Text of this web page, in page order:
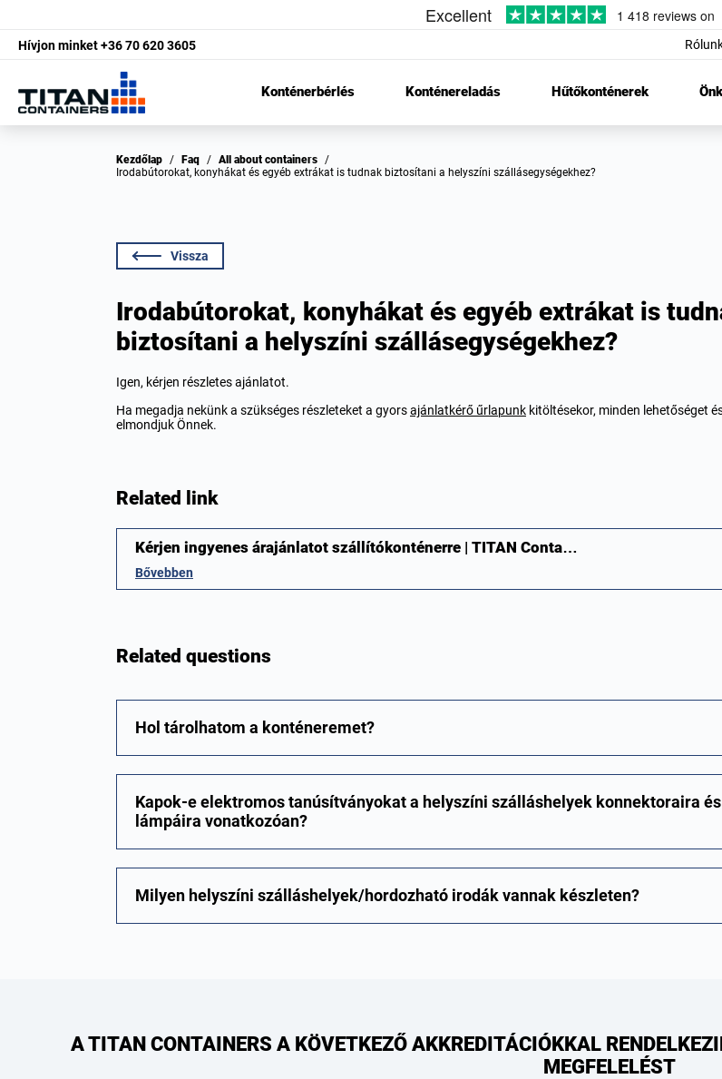
Hívjon minket+36 70 620 3605
Konténerbérlés Konténereladás Hűtőkonténerek
Kezdőlap / Faq / All about containers /
Irodabútorokat, konyhákat és egyéb extrákat is tudnak biztosítani a helyszíni szállásegységekhez?
Vissza
Irodabútorokat, konyhákat és egyéb extrákat is
biztosítani a helyszíni szállásegységekhez?
Igen, kérjen részletes ajánlatot.
Ha megadja nekünk a szükséges részleteket a gyorsajánlatkérő űrlapunk kitöltésekor, minden lehetőséget
elmondjuk Önnek.
Related link
Kérjen ingyenes árajánlatot szállítókonténerre | TITAN Conta…
Bővebben
Related questions
Hol tárolhatom a konténeremet?
Kapok-e elektromos tanúsítványokat a helyszíni szálláshelyek konnektoraira és
lámpáira vonatkozóan?
Milyen helyszíni szálláshelyek/hordozható irodák vannak készleten?
A TITAN CONTAINERS A KÖVETKEZŐ AKKREDITÁCIÓKKAL
MEGFELELÉST